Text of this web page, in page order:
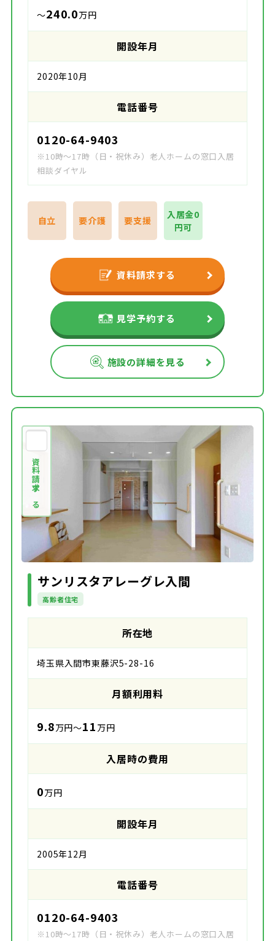
～240.0万円
開設年月
2020年10月
電話番号
0120-64-9403
※10時～17時（日・祝休み）老人ホームの窓口入居
相談ダイヤル
自立 要介護 要支援
入居金0
円可
資料請求する
見学予約する
施設の詳細を見る
資料請求する
サンリスタアレーグレ入間
高齢者住宅
所在地
埼玉県入間市東藤沢5-28-16
月額利用料
9.8万円～11 万円
入居時の費用
0万円
開設年月
2005年12月
電話番号
0120-64-9403
※10時～17時（日・祝休み）老人ホームの窓口入居